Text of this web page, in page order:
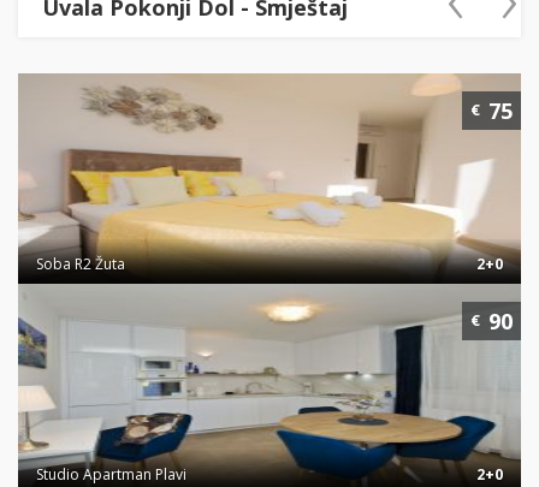
Uvala Pokonji Dol - Smještaj
Soba R2 Žuta 2+0
€ 75
Studio Apartman Plavi 2+0
€ 90